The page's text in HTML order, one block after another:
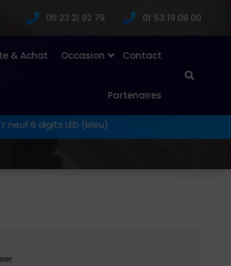
06 23 21 92 79 01 53 19 08 00
& Achat Occasion Contact
Partenaires
neuf 6 digits LED (bleu)